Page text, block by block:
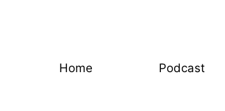
Home
Podcast